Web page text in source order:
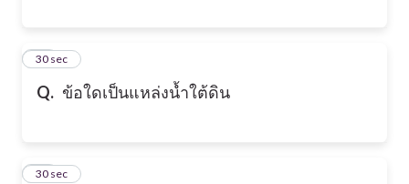
Q. ข้อใดเป็นแหล่งนํ้าใต้ดิน
11
30 sec
12
30 sec